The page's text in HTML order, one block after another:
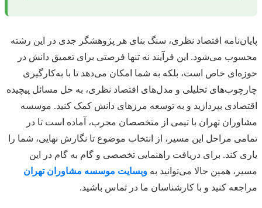
پایان‌نامه اقتصاد نظری، سنگ بنای هر پژوهشگر جدی در این رشته
محسوب می‌شود. این فرآیند نه تنها فرصتی برای تعمیق دانش در
حوزه‌ای خاص است، بلکه به شما امکان می‌دهد تا با به‌کارگیری
چارچوب‌های تحلیلی و مدل‌های اقتصاد نظری، به حل مسائل پیچیده
اقتصادی بپردازید و به توسعه مرزهای دانش کمک کنید. موسسه
مشاوران تهران با تیمی از متخصصان مجرب، آماده است تا در
تمامی مراحل این مسیر، از انتخاب موضوع تا نگارش نهایی، شما را
یاری کند. برای دریافت راهنمایی تخصصی و گام به گام در این
مسیر، همین حالا می‌توانید به وبسایت موسسه مشاوران تهران
مراجعه کنید و با کارشناسان ما در تماس باشید.